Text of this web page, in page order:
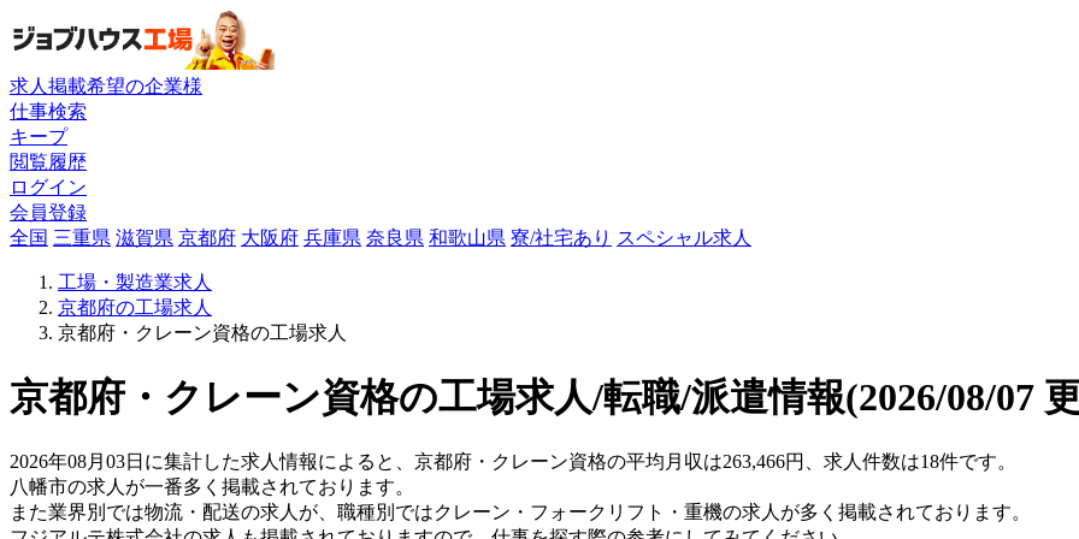
求人掲載希望の企業様
仕事検索
キープ
閲覧履歴
ログイン
会員登録
全国 三重県 滋賀県 京都府 大阪府 兵庫県 奈良県 和歌山県 寮/社宅あり スペシャル求人
工場・製造業求人
京都府の工場求人
京都府・クレーン資格の工場求人
京都府・クレーン資格の工場求人/転職/派遣情報(2026/08/07
2026年08月03日に集計した求人情報によると、京都府・クレーン資格の平均月収は263,466円、求人件数は18件です。
八幡市の求人が一番多く掲載されております。
また業界別では物流・配送の求人が、職種別ではクレーン・フォークリフト・重機の求人が多く掲載されております。